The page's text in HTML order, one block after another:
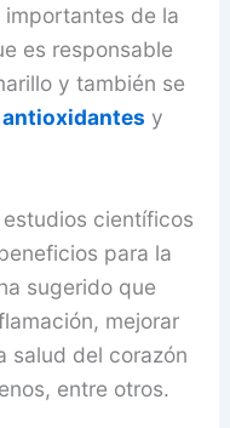
de la
es responsable
y también se
y
científicos
para la
sugerido que
mejorar
salud del corazón
entre otros.